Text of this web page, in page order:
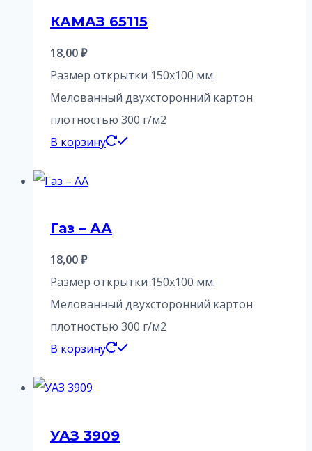
КАМАЗ 65115
18,00₽
Размер открытки 150х100 мм.
Мелованный двухсторонний картон
плотностью 300 г/м2
В корзину
Газ – АА
18,00₽
Размер открытки 150х100 мм.
Мелованный двухсторонний картон
плотностью 300 г/м2
В корзину
УАЗ 3909